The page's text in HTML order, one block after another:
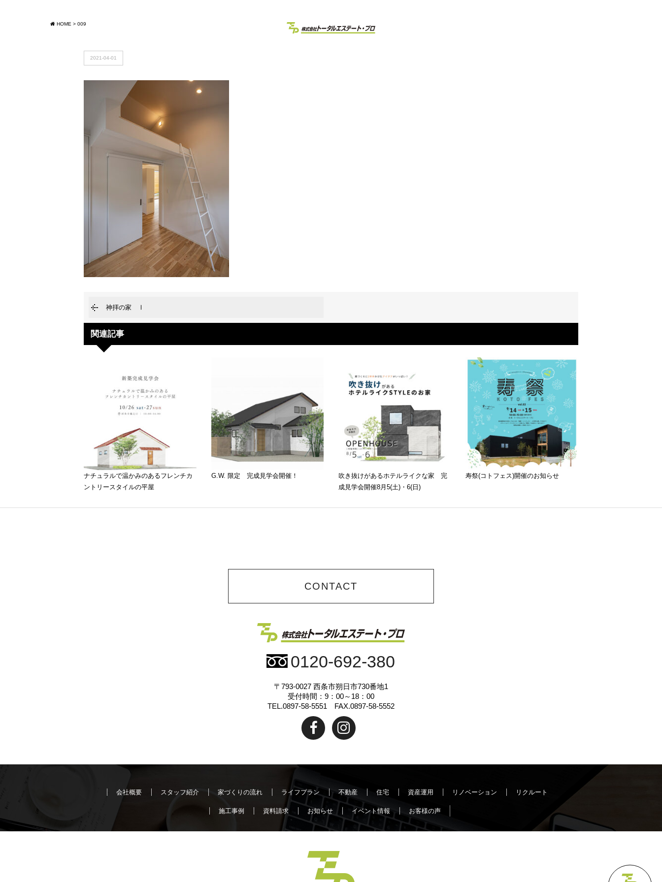
HOME > 009
2021-04-01
神拝の家 Ⅰ
関連記事
ナチュラルで温かみのあるフレンチカ
ントリースタイルの平屋
G.W. 限定 完成見学会開催！
吹き抜けがあるホテルライクな家 完
成見学会開催8月5(土)・6(日)
寿祭(コトフェス)開催のお知らせ
CONTACT
0120-692-380
〒793-0027 西条市朔日市730番地1
受付時間：9：00～18：00
TEL.0897-58-5551 FAX.0897-58-5552
会社概要 スタッフ紹介 家づくりの流れ ライフプラン 不動産 住宅 資産運用 リノベーション リクルート
施工事例 資料請求 お知らせ イベント情報 お客様の声